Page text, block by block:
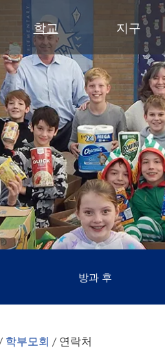
진
(ECFE)
러 어린이집
학년)
링크
교육
정 (유치원~5학년)
중학교 (6~8
학술적 수상
강좌 안내
언어 몰입
학교
활동 - MME
동 - MMW
고등학교 활동
아리 및 특별 활동
의하기
네토카 합창단(새 창/탭에서 열림)
네토카 밴드(새 창/탭에서 열림)
네토카 오케스트라(새 창/탭에서
네토카 극장(새 창/탭에서 열림)
록(새 창/탭에서 열림)
학교
초등학교
교
교
학교
학교
초등학교
중학교
동부 중학교
웨스트 중학
고등학교
미네토카 고
지구
모집
관
모집
파트너
후원회
사례
다이아몬드
가족 협력
미네토카 동
미네토카 재
스키퍼스 후
톤카 CARES
톤카 프라이
방과 후
탐험가들
학부모회 / 연락처